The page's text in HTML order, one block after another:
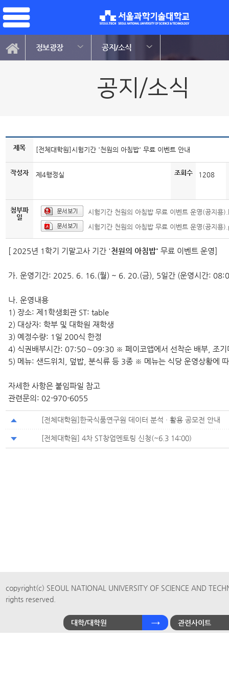
정보광장 공지/소식
공지/소식
제목 [전체대학원]시험기간 '천원의 아침밥' 무료 이벤트 안내
작성자 제4행정실 조회수 1208
첨부파
일
시험기간 천원의 아침밥 무료 이벤트 운영(공지용
시험기간 천원의 아침밥 무료 이벤트 운영(공지용
[ 2025년 1학기 기말고사 기간 '천원의 아침밥' 무료 이벤트 운영]
가. 운영기간: 2025. 6. 16.(월) ~ 6. 20.(금), 5일간 (운영시간:
나. 운영내용
1) 장소: 제1학생회관 ST: table
2) 대상자: 학부 및 대학원 재학생
3) 예정수량: 1일 200식 한정
4) 식권배부시간: 07:50～09:30 ※ 페이코앱에서 선착순 배부, 조기
5) 메뉴: 샌드위치, 덮밥, 분식류 등 3종 ※ 메뉴는 식당 운영상황에
자세한 사항은 붙임파일 참고
관련문의: 02-970-6055
[전체대학원]한국식품연구원 데이터 분석 · 활용 공모전 안내
[전체대학원] 4차 ST창업멘토링 신청(~6.3 14:00)
copyright(c) SEOUL NATIONAL UNIVERSITY OF SCIENCE AND
rights reserved.
대학/대학원 관련사이트